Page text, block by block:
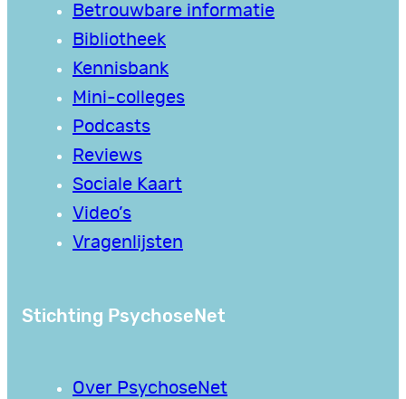
Betrouwbare informatie
Bibliotheek
Kennisbank
Mini-colleges
Podcasts
Reviews
Sociale Kaart
Video’s
Vragenlijsten
Stichting PsychoseNet
Over PsychoseNet